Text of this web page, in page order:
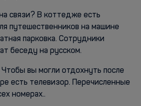
связи? В коттедже есть
путешественников на машине
парковка. Сотрудники
беседу на русском.
вы могли отдохнуть после
есть телевизор. Перечисленные
номерах..